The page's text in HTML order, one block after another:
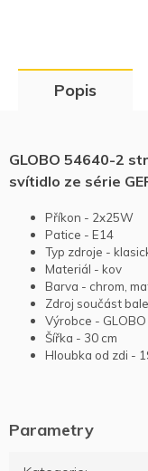
Popis
GLOBO 54640-2
svítidlo ze série
Příkon - 2x25W
Patice - E14
Typ zdroje -
Materiál - kov
Barva - chrom,
Zdroj součást
Výrobce - GLOBO
Šířka - 30 cm
Hloubka od zdi -